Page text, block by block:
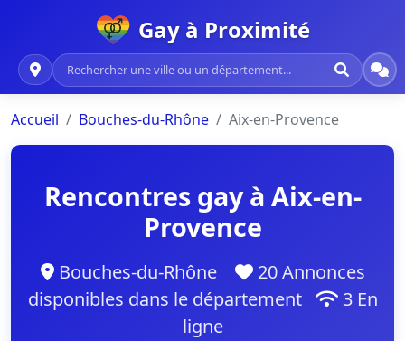
Gay à Proximité
Accueil Bouches-du-Rhône Aix-en-Provence
Rencontres gay à Aix-en-
Provence
Bouches-du-Rhône
20 Annonces
disponibles dans le département
3 En
ligne